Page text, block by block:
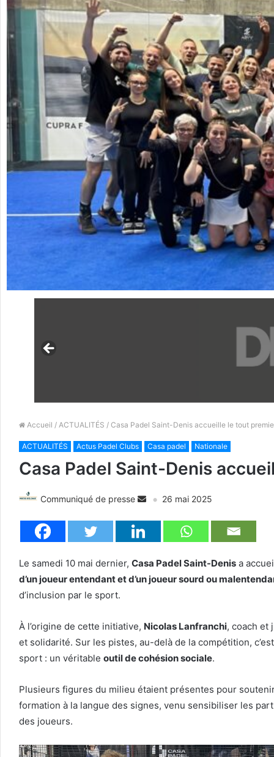
Accueil / ACTUALITÉS / Casa Padel Saint-Denis accueille le tout
ACTUALITÉS Actus Padel Clubs Casa padel Nationale
Casa Padel Saint-Denis
Communiqué de presse 26 mai 2025
Le samedi 10 mai dernier, Casa Padel Saint-Denis a
d’un joueur entendant et d’un joueur sourd ou
d’inclusion par le sport.
À l’origine de cette initiative, Nicolas Lanfranchi, coach et
et solidarité. Sur les pistes, au-delà de la compétition,
sport : un véritable outil de cohésion sociale.
Plusieurs figures du milieu étaient présentes pour
formation à la langue des signes, venu sensibiliser les
des joueurs.